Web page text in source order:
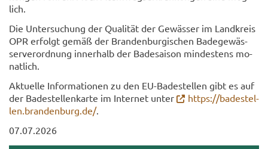
lich.
Die Un­ter­su­chung der Qua­li­tät der Ge­wäs­ser im Land­kreis
OPR er­folgt gemäß der Bran­den­bur­gi­schen Ba­de­ge­wäs­
ser­ver­ord­nung in­ner­halb der Ba­de­sai­son min­des­tens mo­
nat­lich.
Ak­tu­el­le In­for­ma­tio­nen zu den EU-​Badestellen gibt es auf
der Ba­de­stel­len­kar­te im In­ter­net unter
https://ba­de­stel­
len.bran­den­burg.de/.
07.07.2026